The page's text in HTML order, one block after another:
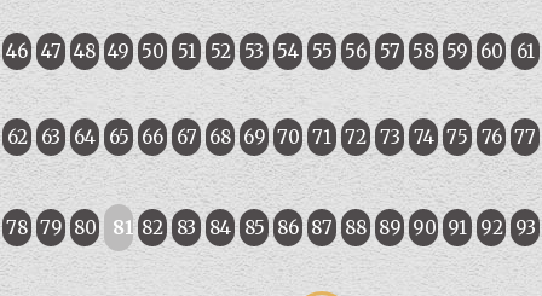
46 47 48 49 50 51 52 53 54 55 56 57 58 59 60 61
62 63 64 65 66 67 68 69 70 71 72 73 74 75 76 77
78 79 80 81 82 83 84 85 86 87 88 89 90 91 92 93